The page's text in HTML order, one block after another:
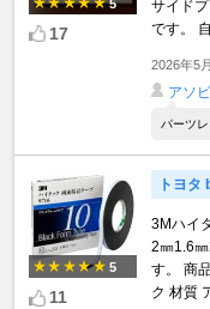
5
17
サイド
です。
2026年5
アソ
パーツ
5
11
トヨタ
3Mハイ
2㎜1.6
す。 商
ク 材質